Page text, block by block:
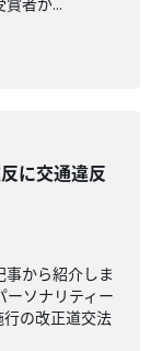
に交通違反
事から紹介しま
ーソナリティー
の改正道交法